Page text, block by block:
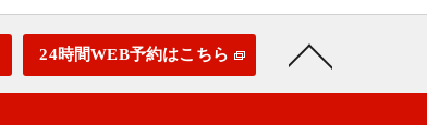
24時間WEB予約はこちら